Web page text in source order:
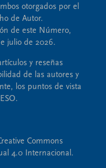
otorgados por el
de Autor.
de este Número,
julio de 2026.
y reseñas
de las autores y
los puntos de vista
Commons
4.0 Internacional.